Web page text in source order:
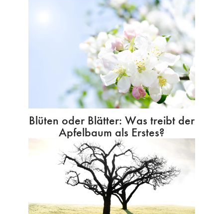
Blüten oder Blätter: Was treibt der
Apfelbaum als Erstes?